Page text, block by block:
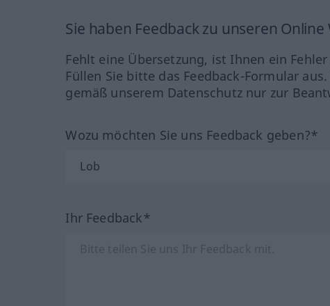
Sie haben Feedback zu unseren
Fehlt eine Übersetzung, ist Ihnen ein
Füllen Sie bitte das Feedback-Formular
gemäß unserem Datenschutz nur zur
Wozu möchten Sie uns Feedback geben?*
Ihr Feedback*